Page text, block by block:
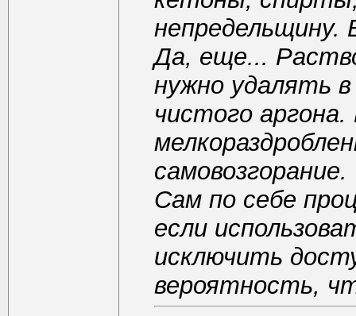
непредельщину.
Да, еще...
нужно удалять
чистого
самовозгорание.
Сам по себе
если
исключить
вероятность,